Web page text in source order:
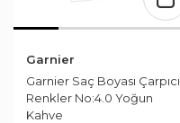
Garnier
Garnier Saç Boyası Çarpıcı
Renkler No:4.0 Yoğun
Kahve